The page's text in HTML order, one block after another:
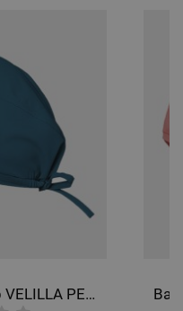
Bandană pentru cap VELILLA PETROL